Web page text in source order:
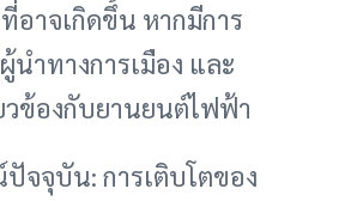
อาจเกิดขึ้น หากมีการ
ำทางการเมือง และ
วข้องกับยานยนต์ไฟฟ้า
จจุบัน: การเติบโตของ